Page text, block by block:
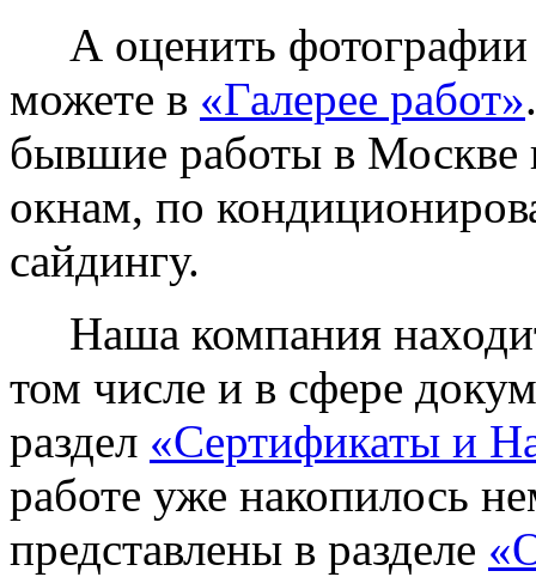
А оценить фотографии
можете в «Галерее работ»
бывшие работы в Москве
окнам, по
сайдингу.
Наша компания
том числе и в сфере
раздел «Сертификаты и
работе уже накопилось
представлены в разделе